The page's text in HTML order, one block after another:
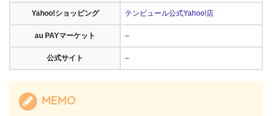
Yahoo!ショッピング テンピュール公式Yahoo!店
au PAYマーケット –
公式サイト –
MEMO